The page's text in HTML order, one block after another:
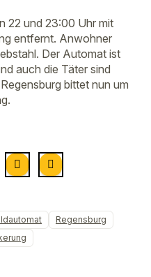
22 und 23:00 Uhr mit
entfernt. Anwohner
Der Automat ist
auch die Täter sind
bittet nun um
Regensburg